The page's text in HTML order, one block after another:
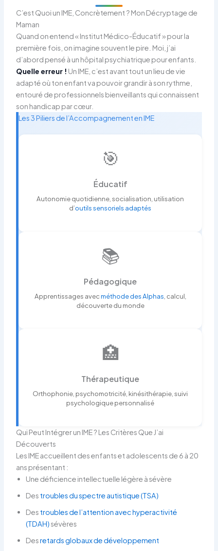
C’est Quoi un IME, Concrètement ? Mon Décryptage de
Maman
Quand on entend « Institut Médico-Éducatif » pour la
première fois, on imagine souvent le pire. Moi, j’ai
d’abord pensé à un hôpital psychiatrique pour enfants.
Quelle erreur ! Un IME, c’est avant tout un lieu de vie
adapté où ton enfant va pouvoir grandir à son rythme,
entouré de professionnels bienveillants qui connaissent
son handicap par cœur.
Les 3 Piliers de l’Accompagnement en IME
🎯
Éducatif
Autonomie quotidienne, socialisation, utilisation
d’outils sensoriels adaptés
📚
Pédagogique
Apprentissages avecméthode des Alphas , calcul,
découverte du monde
🏥
Thérapeutique
Orthophonie, psychomotricité, kinésithérapie, suivi
psychologique personnalisé
Qui Peut Intégrer un IME ? Les Critères Que J’ai
Découverts
Les IME accueillent des enfants et adolescents de 6 à 20
ans présentant :
Une déficience intellectuelle légère à sévère
Des troubles du spectre autistique (TSA)
Des troubles de l’attention avec hyperactivité
(TDAH)sévères
Desretards globaux de développement